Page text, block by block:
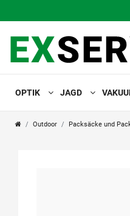
OPTIK JAGD
Outdoor Packsäcke und